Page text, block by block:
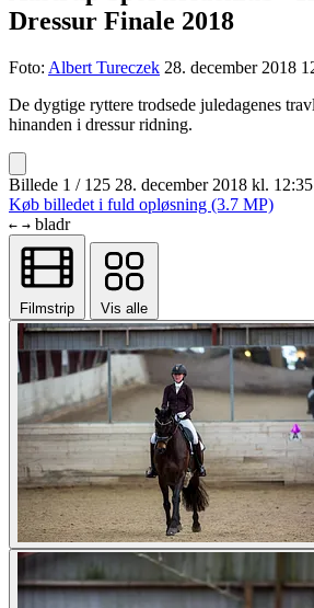
Dressur Finale 2018
Foto: Albert Tureczek 28. december 2018
De dygtige ryttere trodsede juledagenes
hinanden i dressur ridning.
Billede 1 / 125 28. december 2018 kl. 12:35
Køb billedet i fuld opløsning (3.7 MP)
← → bladr
Filmstrip Vis alle